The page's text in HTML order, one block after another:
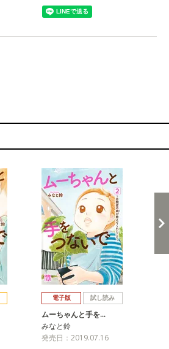
電子版 試し読み
ムーちゃんと手を…
みなと鈴
発売日：2019.07.16